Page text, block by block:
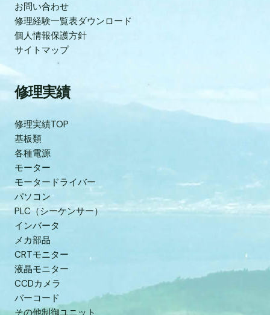
お問い合わせ
修理経験一覧表ダウンロード
個人情報保護方針
サイトマップ
修理実績
修理実績TOP
基板類
各種電源
モーター
モータードライバー
パソコン
PLC（シーケンサー）
インバータ
メカ部品
CRTモニター
液晶モニター
CCDカメラ
バーコード
その他制御ユニット